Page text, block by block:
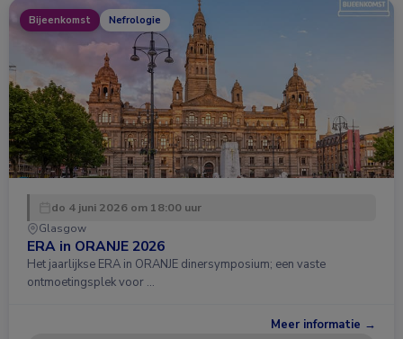
Bijeenkomst Nefrologie
do 4 juni 2026 om 18:00 uur
Glasgow
ERA in ORANJE 2026
Het jaarlijkse ERA in ORANJE dinersymposium; een vaste
ontmoetingsplek voor …
Meer informatie →